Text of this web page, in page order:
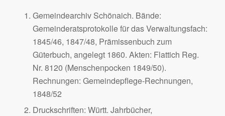
Gemeindearchiv Schönaich. Bände:
Gemeinderatsprotokolle für das Verwaltungsfach:
1845/46, 1847/48, Prämissenbuch zum
Güterbuch, angelegt 1860. Akten: Flattich Reg.
Nr. 8120 (Menschenpocken 1849/50).
Rechnungen: Gemeindepflege-Rechnungen,
1848/52
Druckschriften: Württ. Jahrbücher,